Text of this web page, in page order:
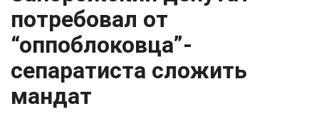
потребовал от
“оппоблоковца”-
сепаратиста сложить
мандат